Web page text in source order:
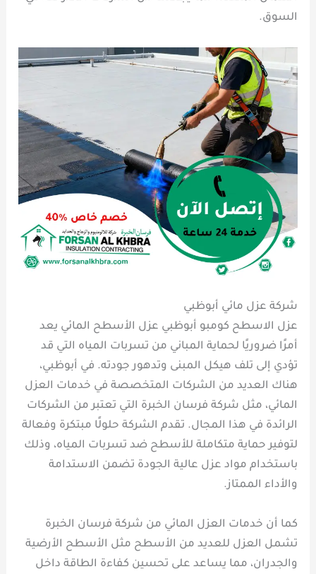
السوق.
شركة عزل مائي أبوظبي
عزل الاسطح كومبو أبوظبي عزل الأسطح المائي يعد
أمرًا ضروريًا لحماية المباني من تسربات المياه التي قد
تؤدي إلى تلف هيكل المبنى وتدهور جودته. في أبوظبي،
هناك العديد من الشركات المتخصصة في خدمات العزل
المائي، مثل شركة فرسان الخبرة التي تعتبر من الشركات
الرائدة في هذا المجال. تقدم الشركة حلولًا مبتكرة وفعالة
لتوفير حماية متكاملة للأسطح ضد تسربات المياه، وذلك
باستخدام مواد عزل عالية الجودة تضمن الاستدامة
والأداء الممتاز.
كما أن خدمات العزل المائي من شركة فرسان الخبرة
تشمل العزل للعديد من الأسطح مثل الأسطح الأرضية
والجدران، مما يساعد على تحسين كفاءة الطاقة داخل